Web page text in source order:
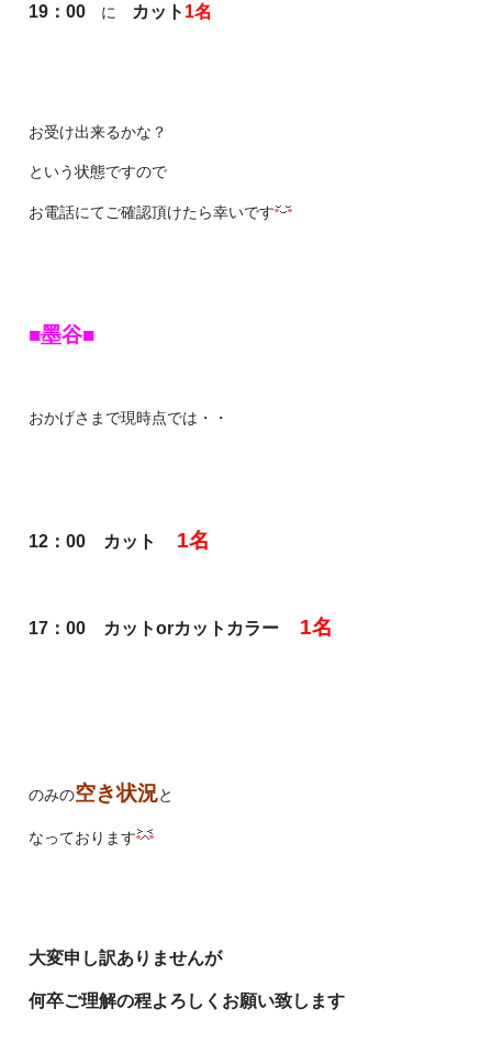
19：00 に カット 1名
お受け出来るかな？
という状態ですので
お電話にてご確認頂けたら幸いです
■墨谷■
おかげさまで現時点では・・
12：00 カット 1名
17：00 カットorカットカラー 1名
のみの空き状況と
なっております
大変申し訳ありませんが
何卒ご理解の程よろしくお願い致します